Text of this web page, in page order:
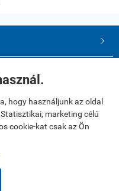
hogy használjunk az oldal
marketing célú
cookie-kat csak az Ön
